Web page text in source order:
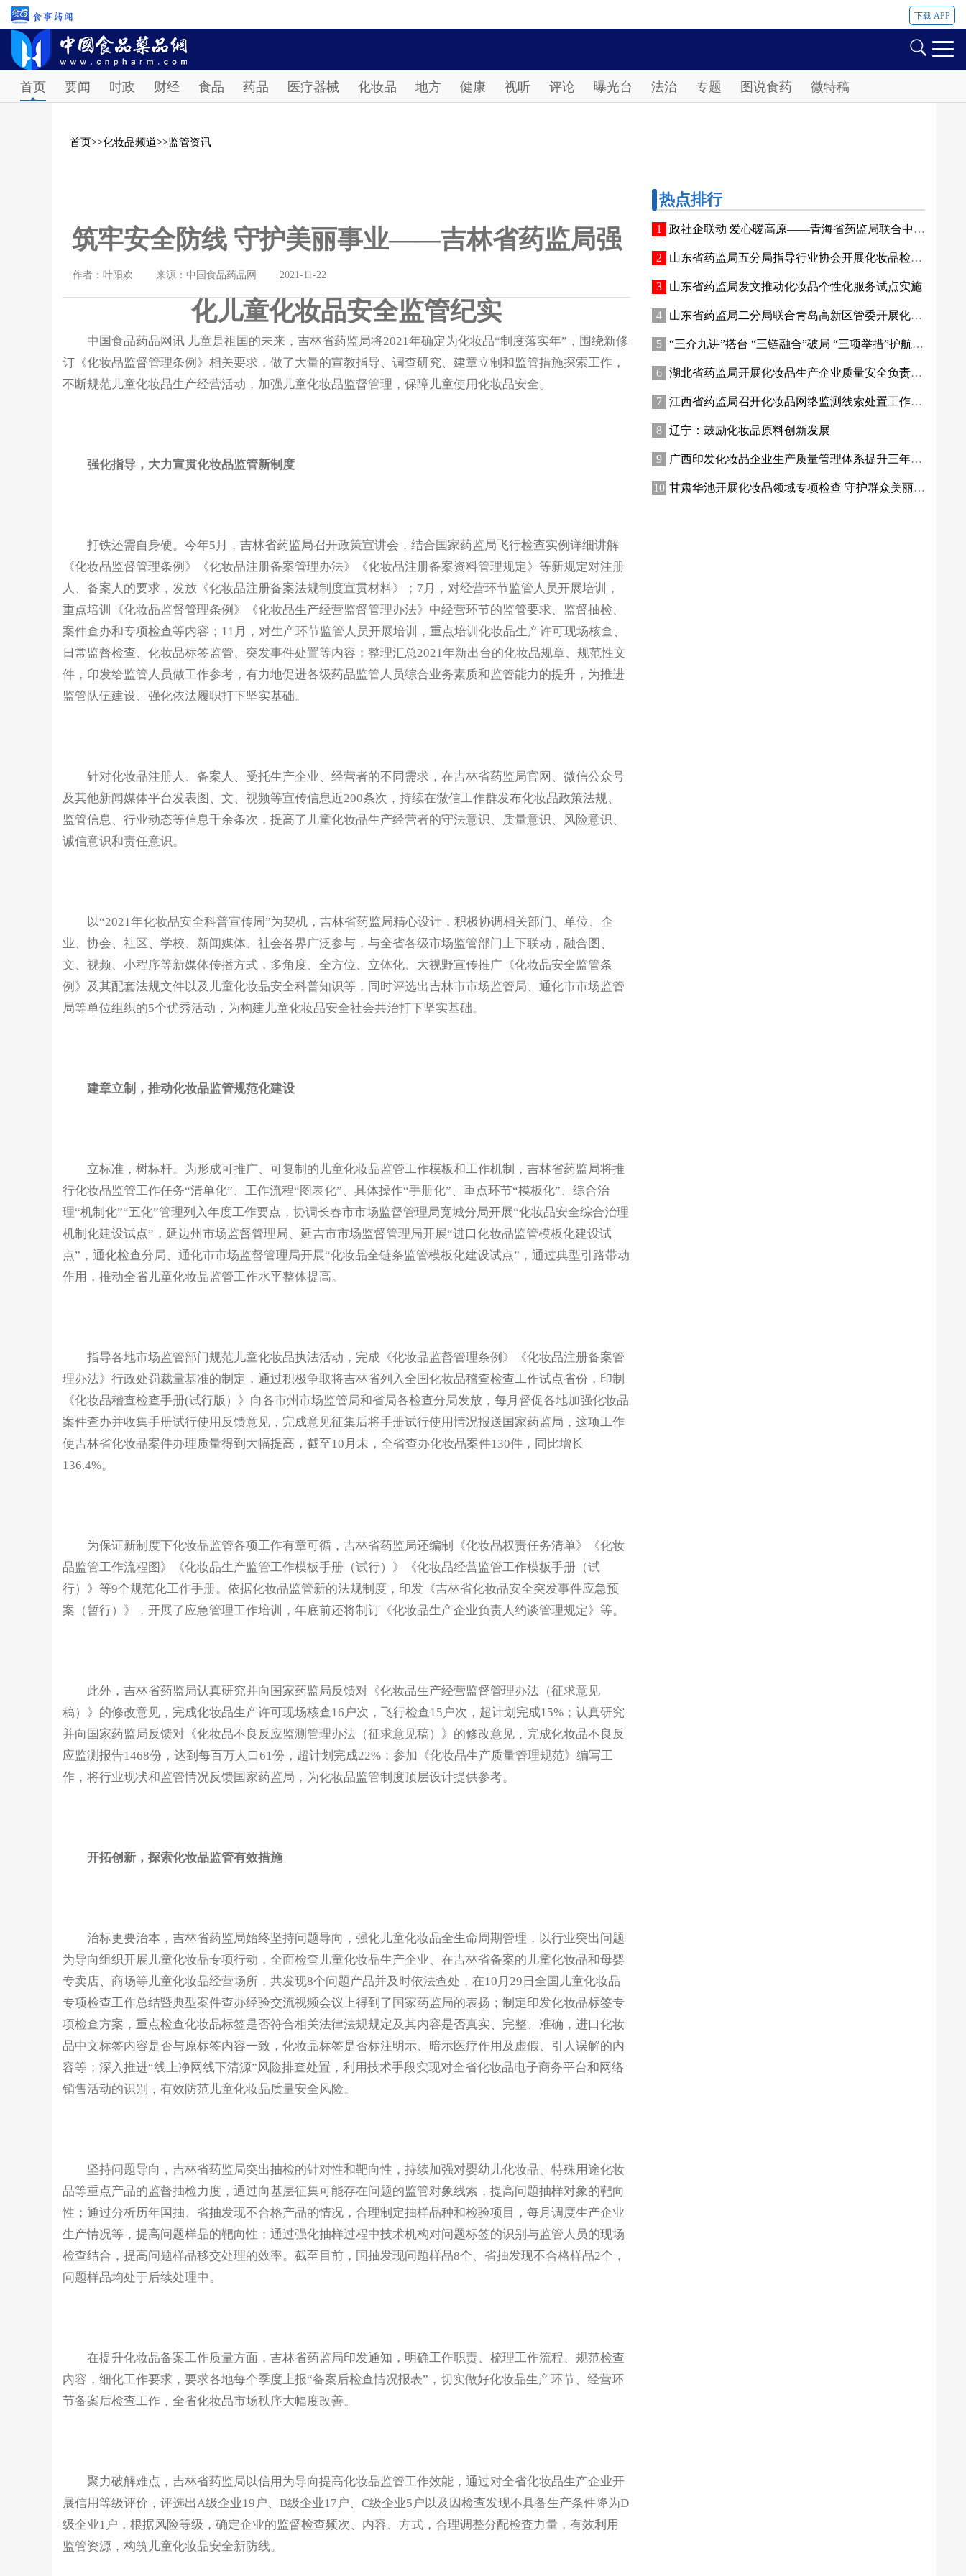
下载 APP
首页 要闻 时政 财经 食品 药品 医疗器械 化妆品 地方 健康 视听 评论 曝光台 法治 专题 图说食药 微特稿
首页>>化妆品频道>>监管资讯
筑牢安全防线 守护美丽事业——吉林省药监局强
化儿童化妆品安全监管纪实
作者：叶阳欢 来源：中国食品药品网 2021-11-22
中国食品药品网讯 儿童是祖国的未来，吉林省药监局将2021年确定为化妆品“制度落实年”，围绕新修
订《化妆品监督管理条例》相关要求，做了大量的宣教指导、调查研究、建章立制和监管措施探索工作，
不断规范儿童化妆品生产经营活动，加强儿童化妆品监督管理，保障儿童使用化妆品安全。
强化指导，大力宣贯化妆品监管新制度
打铁还需自身硬。今年5月，吉林省药监局召开政策宣讲会，结合国家药监局飞行检查实例详细讲解
《化妆品监督管理条例》《化妆品注册备案管理办法》《化妆品注册备案资料管理规定》等新规定对注册
人、备案人的要求，发放《化妆品注册备案法规制度宣贯材料》；7月，对经营环节监管人员开展培训，
重点培训《化妆品监督管理条例》《化妆品生产经营监督管理办法》中经营环节的监管要求、监督抽检、
案件查办和专项检查等内容；11月，对生产环节监管人员开展培训，重点培训化妆品生产许可现场核查、
日常监督检查、化妆品标签监管、突发事件处置等内容；整理汇总2021年新出台的化妆品规章、规范性文
件，印发给监管人员做工作参考，有力地促进各级药品监管人员综合业务素质和监管能力的提升，为推进
监管队伍建设、强化依法履职打下坚实基础。
针对化妆品注册人、备案人、受托生产企业、经营者的不同需求，在吉林省药监局官网、微信公众号
及其他新闻媒体平台发表图、文、视频等宣传信息近200条次，持续在微信工作群发布化妆品政策法规、
监管信息、行业动态等信息千余条次，提高了儿童化妆品生产经营者的守法意识、质量意识、风险意识、
诚信意识和责任意识。
以“2021年化妆品安全科普宣传周”为契机，吉林省药监局精心设计，积极协调相关部门、单位、企
业、协会、社区、学校、新闻媒体、社会各界广泛参与，与全省各级市场监管部门上下联动，融合图、
文、视频、小程序等新媒体传播方式，多角度、全方位、立体化、大视野宣传推广《化妆品安全监管条
例》及其配套法规文件以及儿童化妆品安全科普知识等，同时评选出吉林市市场监管局、通化市市场监管
局等单位组织的5个优秀活动，为构建儿童化妆品安全社会共治打下坚实基础。
建章立制，推动化妆品监管规范化建设
立标准，树标杆。为形成可推广、可复制的儿童化妆品监管工作模板和工作机制，吉林省药监局将推
行化妆品监管工作任务“清单化”、工作流程“图表化”、具体操作“手册化”、重点环节“模板化”、综合治
理“机制化”“五化”管理列入年度工作要点，协调长春市市场监督管理局宽城分局开展“化妆品安全综合治理
机制化建设试点”，延边州市场监督管理局、延吉市市场监督管理局开展“进口化妆品监管模板化建设试
点”，通化检查分局、通化市市场监督管理局开展“化妆品全链条监管模板化建设试点”，通过典型引路带动
作用，推动全省儿童化妆品监管工作水平整体提高。
指导各地市场监管部门规范儿童化妆品执法活动，完成《化妆品监督管理条例》《化妆品注册备案管
理办法》行政处罚裁量基准的制定，通过积极争取将吉林省列入全国化妆品稽查检查工作试点省份，印制
《化妆品稽查检查手册(试行版）》向各市州市场监管局和省局各检查分局发放，每月督促各地加强化妆品
案件查办并收集手册试行使用反馈意见，完成意见征集后将手册试行使用情况报送国家药监局，这项工作
使吉林省化妆品案件办理质量得到大幅提高，截至10月末，全省查办化妆品案件130件，同比增长
136.4%。
为保证新制度下化妆品监管各项工作有章可循，吉林省药监局还编制《化妆品权责任务清单》《化妆
品监管工作流程图》《化妆品生产监管工作模板手册（试行）》《化妆品经营监管工作模板手册（试
行）》等9个规范化工作手册。依据化妆品监管新的法规制度，印发《吉林省化妆品安全突发事件应急预
案（暂行）》，开展了应急管理工作培训，年底前还将制订《化妆品生产企业负责人约谈管理规定》等。
此外，吉林省药监局认真研究并向国家药监局反馈对《化妆品生产经营监督管理办法（征求意见
稿）》的修改意见，完成化妆品生产许可现场核查16户次，飞行检查15户次，超计划完成15%；认真研究
并向国家药监局反馈对《化妆品不良反应监测管理办法（征求意见稿）》的修改意见，完成化妆品不良反
应监测报告1468份，达到每百万人口61份，超计划完成22%；参加《化妆品生产质量管理规范》编写工
作，将行业现状和监管情况反馈国家药监局，为化妆品监管制度顶层设计提供参考。
开拓创新，探索化妆品监管有效措施
治标更要治本，吉林省药监局始终坚持问题导向，强化儿童化妆品全生命周期管理，以行业突出问题
为导向组织开展儿童化妆品专项行动，全面检查儿童化妆品生产企业、在吉林省备案的儿童化妆品和母婴
专卖店、商场等儿童化妆品经营场所，共发现8个问题产品并及时依法查处，在10月29日全国儿童化妆品
专项检查工作总结暨典型案件查办经验交流视频会议上得到了国家药监局的表扬；制定印发化妆品标签专
项检查方案，重点检查化妆品标签是否符合相关法律法规规定及其内容是否真实、完整、准确，进口化妆
品中文标签内容是否与原标签内容一致，化妆品标签是否标注明示、暗示医疗作用及虚假、引人误解的内
容等；深入推进“线上净网线下清源”风险排查处置，利用技术手段实现对全省化妆品电子商务平台和网络
销售活动的识别，有效防范儿童化妆品质量安全风险。
坚持问题导向，吉林省药监局突出抽检的针对性和靶向性，持续加强对婴幼儿化妆品、特殊用途化妆
品等重点产品的监督抽检力度，通过向基层征集可能存在问题的监管对象线索，提高问题抽样对象的靶向
性；通过分析历年国抽、省抽发现不合格产品的情况，合理制定抽样品种和检验项目，每月调度生产企业
生产情况等，提高问题样品的靶向性；通过强化抽样过程中技术机构对问题标签的识别与监管人员的现场
检查结合，提高问题样品移交处理的效率。截至目前，国抽发现问题样品8个、省抽发现不合格样品2个，
问题样品均处于后续处理中。
在提升化妆品备案工作质量方面，吉林省药监局印发通知，明确工作职责、梳理工作流程、规范检查
内容，细化工作要求，要求各地每个季度上报“备案后检查情况报表”，切实做好化妆品生产环节、经营环
节备案后检查工作，全省化妆品市场秩序大幅度改善。
聚力破解难点，吉林省药监局以信用为导向提高化妆品监管工作效能，通过对全省化妆品生产企业开
展信用等级评价，评选出A级企业19户、B级企业17户、C级企业5户以及因检查发现不具备生产条件降为D
级企业1户，根据风险等级，确定企业的监督检查频次、内容、方式，合理调整分配检査力量，有效利用
监管资源，构筑儿童化妆品安全新防线。
热点排行
政社企联动 爱心暖高原——青海省药监局联合中国香料香精化妆品工业协会开展公益捐赠活动
山东省药监局五分局指导行业协会开展化妆品检验实操专项培训
山东省药监局发文推动化妆品个性化服务试点实施
山东省药监局二分局联合青岛高新区管委开展化妆品新原料注册备案赋能专题交流活动
“三介九讲”搭台 “三链融合”破局 “三项举措”护航——青海高原特色化妆品原料产业迈出实质性步伐
湖北省药监局开展化妆品生产企业质量安全负责人专题培训暨现场观摩活动
江西省药监局召开化妆品网络监测线索处置工作推进会
辽宁：鼓励化妆品原料创新发展
广西印发化妆品企业生产质量管理体系提升三年行动方案
甘肃华池开展化妆品领域专项检查 守护群众美丽消费安全